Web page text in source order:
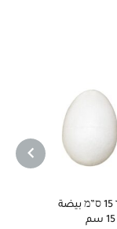
ביצה מקלקר 15 ס”מ بيضة